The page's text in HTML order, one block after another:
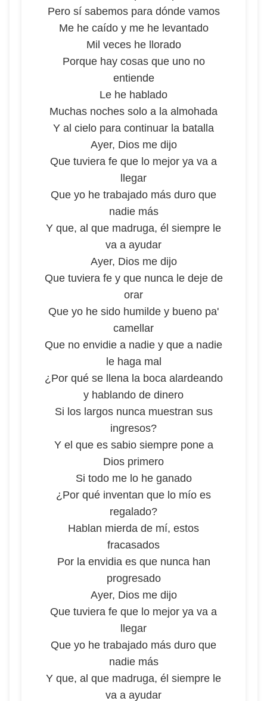
Pero sí sabemos para dónde vamos
Me he caído y me he levantado
Mil veces he llorado
Porque hay cosas que uno no
entiende
Le he hablado
Muchas noches solo a la almohada
Y al cielo para continuar la batalla
Ayer, Dios me dijo
Que tuviera fe que lo mejor ya va a
llegar
Que yo he trabajado más duro que
nadie más
Y que, al que madruga, él siempre le
va a ayudar
Ayer, Dios me dijo
Que tuviera fe y que nunca le deje de
orar
Que yo he sido humilde y bueno pa'
camellar
Que no envidie a nadie y que a nadie
le haga mal
¿Por qué se llena la boca alardeando
y hablando de dinero
Si los largos nunca muestran sus
ingresos?
Y el que es sabio siempre pone a
Dios primero
Si todo me lo he ganado
¿Por qué inventan que lo mío es
regalado?
Hablan mierda de mí, estos
fracasados
Por la envidia es que nunca han
progresado
Ayer, Dios me dijo
Que tuviera fe que lo mejor ya va a
llegar
Que yo he trabajado más duro que
nadie más
Y que, al que madruga, él siempre le
va a ayudar